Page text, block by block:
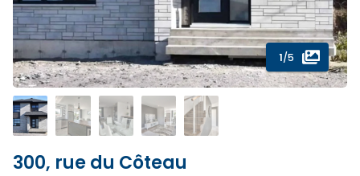
1/5
300, rue du Côteau